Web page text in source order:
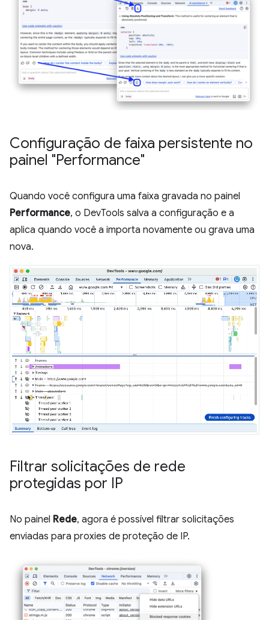
Configuração de faixa persistente no
painel "Performance"
Quando você configura uma faixa gravada no painel
Performance, o DevTools salva a configuração e a
aplica quando você a importa novamente ou grava uma
nova.
Filtrar solicitações de rede
protegidas por IP
No painel Rede, agora é possível filtrar solicitações
enviadas para proxies de proteção de IP.